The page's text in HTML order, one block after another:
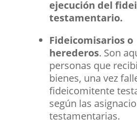
ejecución del
testamentario.
Fideicomisarios o
herederos. Son
personas que
bienes, una vez
fideicomitente
según las
testamentarias.